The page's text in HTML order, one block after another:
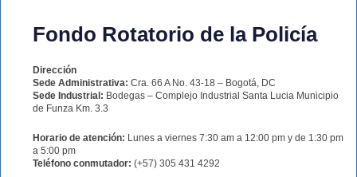
Fondo Rotatorio de la Policía
Dirección
Sede Administrativa: Cra. 66 A No. 43-18 – Bogotá, DC
Sede Industrial: Bodegas – Complejo Industrial Santa Lucia Municipio
de Funza Km. 3.3
Horario de atención: Lunes a viernes 7:30 am a 12:00 pm y de 1:30 pm
a 5:00 pm
Teléfono conmutador: (+57) 305 431 4292